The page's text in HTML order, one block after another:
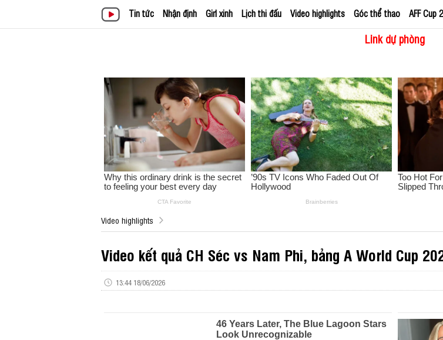
Tin tức Nhận định Girl xinh Lịch thi đấu Video highlights Góc thể thao AFF Cup
Link dự phòng
Video highlights
Video kết quả CH Séc vs Nam Phi, bảng A World Cup
13:44 18/06/2026